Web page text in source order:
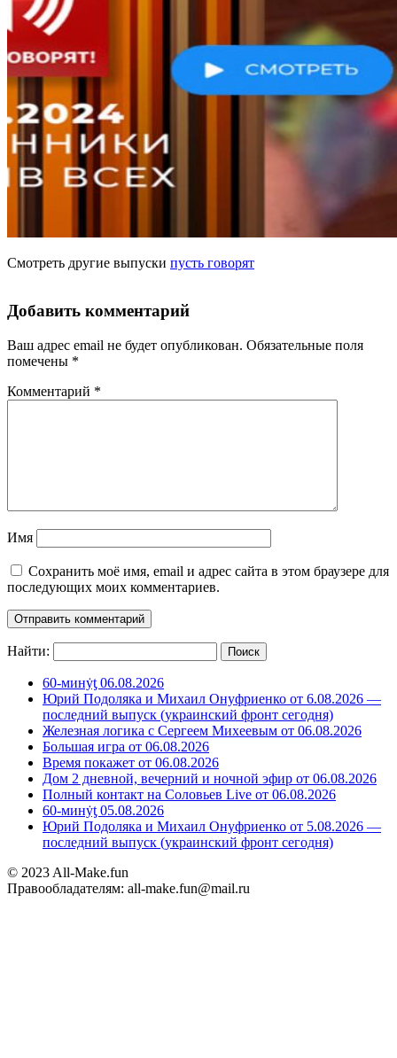
Смотреть другие выпуски пусть говорят
Добавить комментарий
Ваш адрес email не будет опубликован. Обязательные поля
помечены *
Комментарий *
Имя
Сохранить моё имя, email и адрес сайта в этом браузере для
последующих моих комментариев.
Найти:
60-минẏƫ 06.08.2026
Юрий Подоляка и Михаил Онуфриенко от 6.08.2026 —
последний выпуск (украинский фронт сегодня)
Железная логика с Сергеем Михеевым от 06.08.2026
Большая игра от 06.08.2026
Время покажет от 06.08.2026
Дом 2 дневной, вечерний и ночной эфир от 06.08.2026
Полный контакт на Соловьев Live от 06.08.2026
60-минẏƫ 05.08.2026
Юрий Подоляка и Михаил Онуфриенко от 5.08.2026 —
последний выпуск (украинский фронт сегодня)
© 2023 All-Make.fun
Правообладателям: all-make.fun@mail.ru